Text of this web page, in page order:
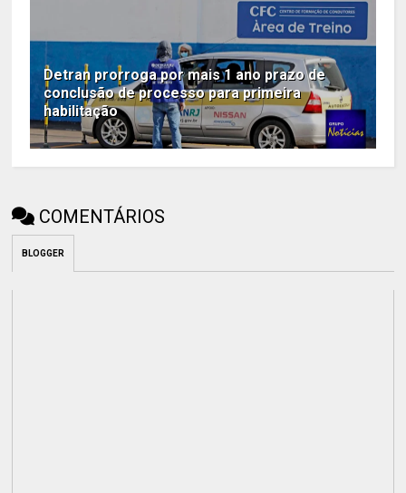
Detran prorroga por mais 1 ano prazo de
conclusão de processo para primeira
habilitação
COMENTÁRIOS
BLOGGER